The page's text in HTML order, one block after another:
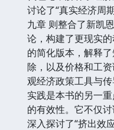
讨论了“真实经济周
九章 则整合了新凯
论，构建了更现实
的简化版本，解释
除，以及价格和工
观经济政策工具与
实践是本书的另一
的有效性。它不仅
深入探讨了“挤出效